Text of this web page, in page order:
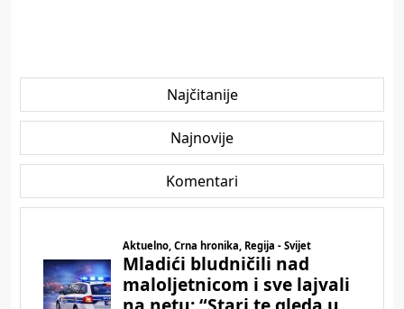
Najčitanije
Najnovije
Komentari